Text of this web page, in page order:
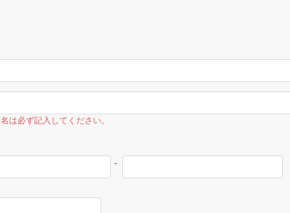
は必ず記入してください。
-